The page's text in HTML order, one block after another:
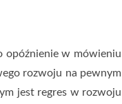
opóźnienie w mówieniu
rozwoju na pewnym
jest regres w rozwoju